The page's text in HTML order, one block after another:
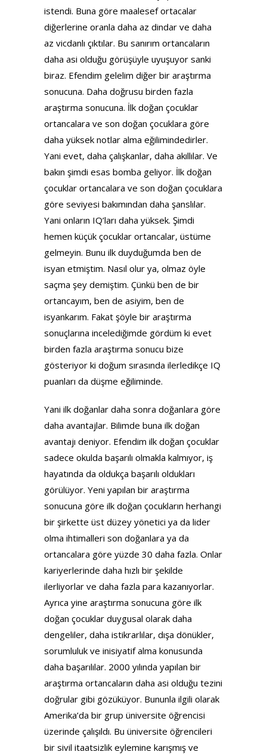
istendi. Buna göre maalesef ortacalar
diğerlerine oranla daha az dindar ve daha
az vicdanlı çıktılar. Bu sanırım ortancaların
daha asi olduğu görüşüyle uyuşuyor sanki
biraz. Efendim gelelim diğer bir araştırma
sonucuna. Daha doğrusu birden fazla
araştırma sonucuna. İlk doğan çocuklar
ortancalara ve son doğan çocuklara göre
daha yüksek notlar alma eğilimindedirler.
Yani evet, daha çalışkanlar, daha akıllılar. Ve
bakın şimdi esas bomba geliyor. İlk doğan
çocuklar ortancalara ve son doğan çocuklara
göre seviyesi bakımından daha şanslılar.
Yani onların IQ’ları daha yüksek. Şimdi
hemen küçük çocuklar ortancalar, üstüme
gelmeyin. Bunu ilk duyduğumda ben de
isyan etmiştim. Nasıl olur ya, olmaz öyle
saçma şey demiştim. Çünkü ben de bir
ortancayım, ben de asiyim, ben de
isyankarım. Fakat şöyle bir araştırma
sonuçlarına incelediğimde gördüm ki evet
birden fazla araştırma sonucu bize
gösteriyor ki doğum sırasında ilerledikçe IQ
puanları da düşme eğiliminde.
Yani ilk doğanlar daha sonra doğanlara göre
daha avantajlar. Bilimde buna ilk doğan
avantajı deniyor. Efendim ilk doğan çocuklar
sadece okulda başarılı olmakla kalmıyor, iş
hayatında da oldukça başarılı oldukları
görülüyor. Yeni yapılan bir araştırma
sonucuna göre ilk doğan çocukların herhangi
bir şirkette üst düzey yönetici ya da lider
olma ihtimalleri son doğanlara ya da
ortancalara göre yüzde 30 daha fazla. Onlar
kariyerlerinde daha hızlı bir şekilde
ilerliyorlar ve daha fazla para kazanıyorlar.
Ayrıca yine araştırma sonucuna göre ilk
doğan çocuklar duygusal olarak daha
dengeliler, daha istikrarlılar, dışa dönükler,
sorumluluk ve inisiyatif alma konusunda
daha başarılılar. 2000 yılında yapılan bir
araştırma ortancaların daha asi olduğu tezini
doğrular gibi gözüküyor. Bununla ilgili olarak
Amerika’da bir grup üniversite öğrencisi
üzerinde çalışıldı. Bu üniversite öğrencileri
bir sivil itaatsizlik eylemine karışmış ve